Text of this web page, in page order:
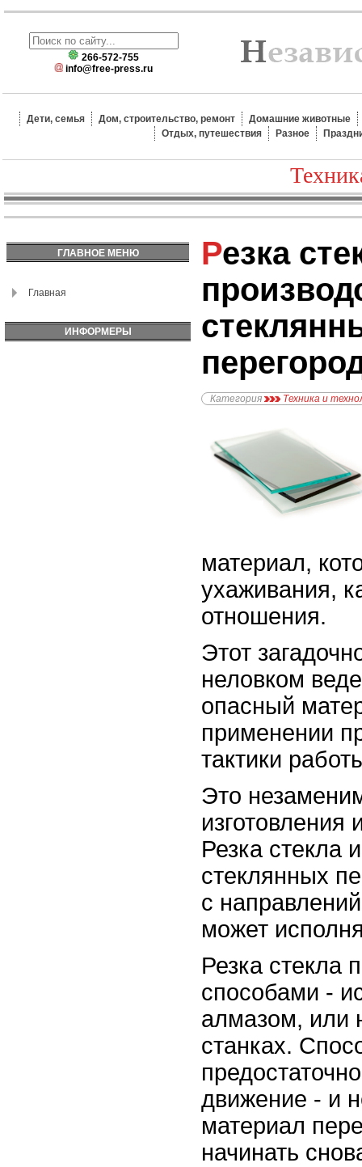
266-572-755
info@free-press.ru
Дети, семья Дом, строительство, ремонт
Домашние животные
Отдых, путешествия
Разное
ГЛАВНОЕ МЕНЮ
Главная
ИНФОРМЕРЫ
Резка стекла и
Категория Техника и
материал,
ухаживания,
отношения.
Этот
неловком
опасный
применении
тактики
Это
изготовления
Резка стекла
стеклянных
с
может
Резка стекла
способами -
алмазом, или
станках.
движение - и
материал
начинать